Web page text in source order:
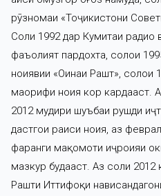
рӯзномаи «Тоҷикистони
Соли 1992 дар Кумитаи радио
фаъолият пардохта, солҳои
ноҳиявии «Оинаи Рашт»,
маорифи ноҳия кор кардааст.
2012 мудири шуъбаи рушди
дастгоҳи раиси ноҳия, аз
фарҳанги мақомоти иҷроияи
мазкур будааст. Аз соли
Рашти Иттифоқи